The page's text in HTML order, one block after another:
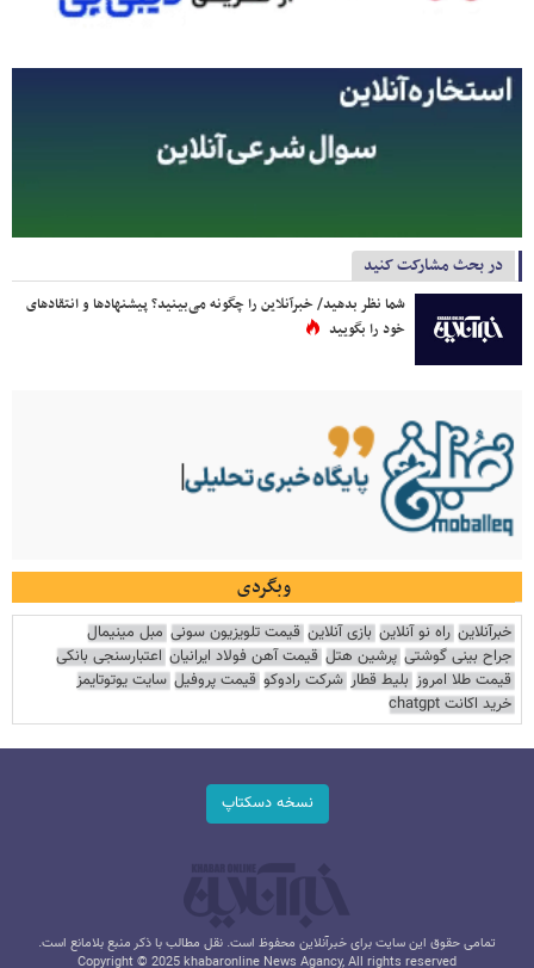
در بحث مشارکت کنید
شما نظر بدهید/ خبرآنلاین را چگونه می‌بینید؟ پیشنهادها و انتقادهای
خود را بگویید
وبگردی
خبرآنلاین راه نو آنلاین بازی آنلاین قیمت تلویزیون سونی مبل مینیمال
جراح بینی گوشتی پرشین هتل قیمت آهن فولاد ایرانیان اعتبارسنجی بانکی
قیمت طلا امروز بلیط قطار شرکت رادوکو قیمت پروفیل سایت یوتوتایمز
خرید اکانت chatgpt
نسخه دسکتاپ
تمامی حقوق این سایت برای خبرآنلاین محفوظ است. نقل مطالب با ذکر منبع بلامانع است.
Copyright © 2025 khabaronline News Agancy, All rights reserved